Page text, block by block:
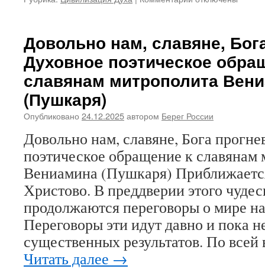
будем
убивать
друг
друга?
песнопение
связи
переговорами
о
мире
на
Украине
Довольно нам, славяне,
Духовное поэтическое
славянам митрополита
(Пушкаря)
Опубликовано 24.12.2025автором Берег России
Довольно нам, славяне, Бога
поэтическое обращение к славянам
Вениамина (Пушкаря)
Христово. В преддверии этого
продолжаются переговоры о мире
Переговоры эти идут давно и пока
существенных результатов. По
Читать далее →